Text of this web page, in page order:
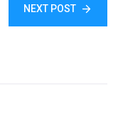
NEXT POST